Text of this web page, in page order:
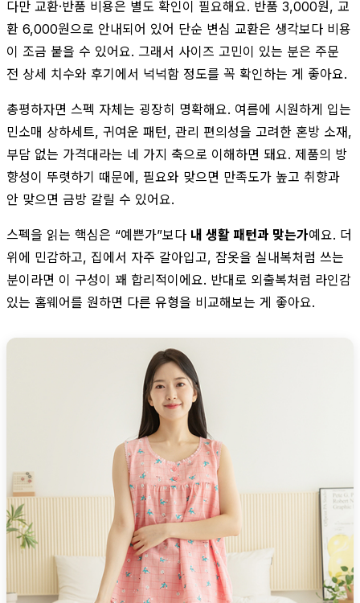
다만 교환·반품 비용은 별도 확인이 필요해요. 반품 3,000원, 교
환 6,000원으로 안내되어 있어 단순 변심 교환은 생각보다 비용
이 조금 붙을 수 있어요. 그래서 사이즈 고민이 있는 분은 주문
전 상세 치수와 후기에서 넉넉함 정도를 꼭 확인하는 게 좋아요.
총평하자면 스펙 자체는 굉장히 명확해요. 여름에 시원하게 입는
민소매 상하세트, 귀여운 패턴, 관리 편의성을 고려한 혼방 소재,
부담 없는 가격대라는 네 가지 축으로 이해하면 돼요. 제품의 방
향성이 뚜렷하기 때문에, 필요와 맞으면 만족도가 높고 취향과
안 맞으면 금방 갈릴 수 있어요.
스펙을 읽는 핵심은 “예쁜가”보다 내 생활 패턴과 맞는가예요. 더
위에 민감하고, 집에서 자주 갈아입고, 잠옷을 실내복처럼 쓰는
분이라면 이 구성이 꽤 합리적이에요. 반대로 외출복처럼 라인감
있는 홈웨어를 원하면 다른 유형을 비교해보는 게 좋아요.